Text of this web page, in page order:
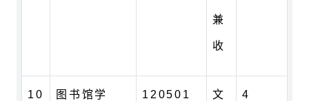
兼
收
10 图书馆学 120501 文 4